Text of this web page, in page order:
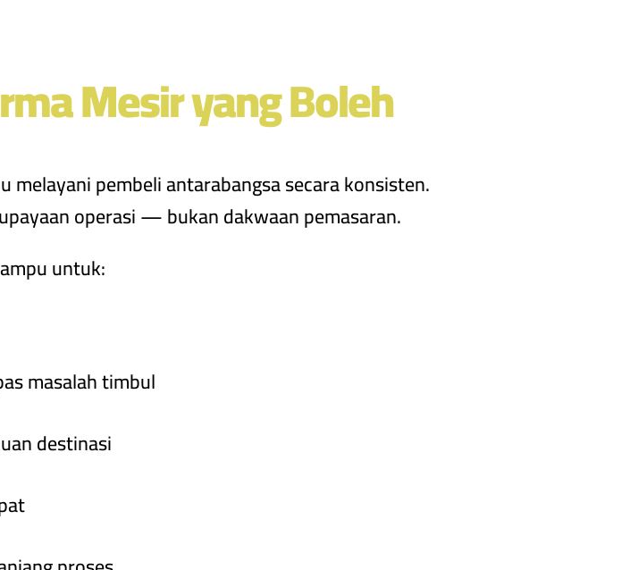
Mesir yang Boleh
pembeli antarabangsa secara konsisten.
operasi — bukan dakwaan pemasaran.
untuk:
masalah timbul
destinasi